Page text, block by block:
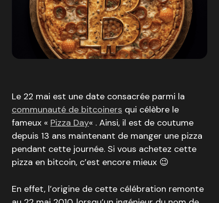
Le 22 mai est une date consacrée parmi la
communauté de bitcoiners qui célèbre le
fameux « Pizza Day« . Ainsi, il est de coutume
depuis 13 ans maintenant de manger une pizza
pendant cette journée. Si vous achetez cette
pizza en bitcoin, c’est encore mieux 😉
En effet, l’origine de cette célébration remonte